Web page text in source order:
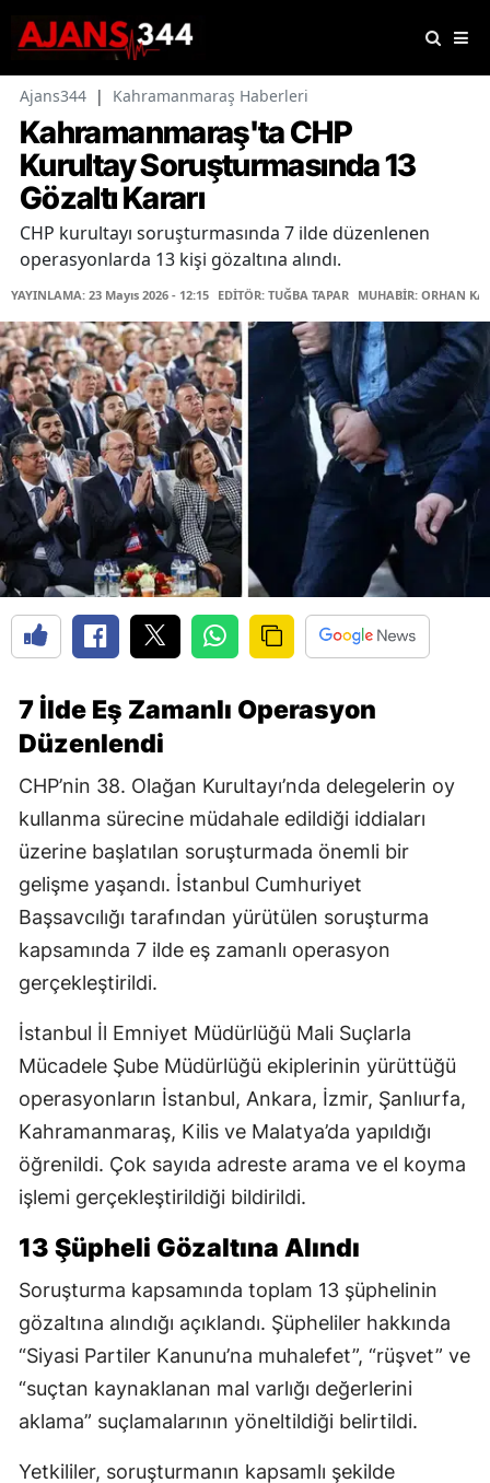
Ajans344 | Kahramanmaraş Haberleri
Kahramanmaraş'ta CHP
Kurultay Soruşturmasında 13
Gözaltı Kararı
CHP kurultayı soruşturmasında 7 ilde düzenlenen
operasyonlarda 13 kişi gözaltına alındı.
YAYINLAMA: 23 Mayıs 2026 - 12:15 EDİTÖR: TUĞBA TAPAR MUHABİR: ORHAN
7 İlde Eş Zamanlı Operasyon
Düzenlendi
CHP’nin 38. Olağan Kurultayı’nda delegelerin oy
kullanma sürecine müdahale edildiği iddiaları
üzerine başlatılan soruşturmada önemli bir
gelişme yaşandı. İstanbul Cumhuriyet
Başsavcılığı tarafından yürütülen soruşturma
kapsamında 7 ilde eş zamanlı operasyon
gerçekleştirildi.
İstanbul İl Emniyet Müdürlüğü Mali Suçlarla
Mücadele Şube Müdürlüğü ekiplerinin yürüttüğü
operasyonların İstanbul, Ankara, İzmir, Şanlıurfa,
Kahramanmaraş, Kilis ve Malatya’da yapıldığı
öğrenildi. Çok sayıda adreste arama ve el koyma
işlemi gerçekleştirildiği bildirildi.
13 Şüpheli Gözaltına Alındı
Soruşturma kapsamında toplam 13 şüphelinin
gözaltına alındığı açıklandı. Şüpheliler hakkında
“Siyasi Partiler Kanunu’na muhalefet”, “rüşvet” ve
“suçtan kaynaklanan mal varlığı değerlerini
aklama” suçlamalarının yöneltildiği belirtildi.
Yetkililer, soruşturmanın kapsamlı şekilde